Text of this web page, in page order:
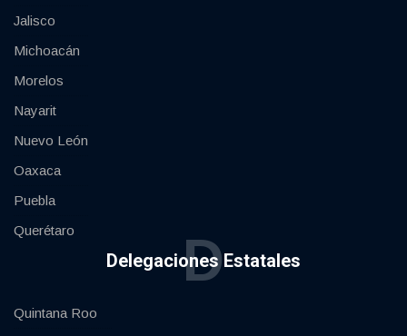
Jalisco
Michoacán
Morelos
Nayarit
Nuevo León
Oaxaca
Puebla
Querétaro
Delegaciones Estatales
D
Quintana Roo